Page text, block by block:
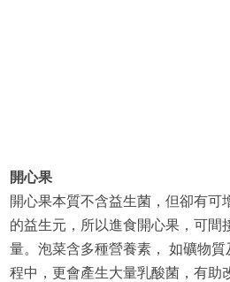
開心果
開心果本質不含益生菌，但卻有可
的益生元，所以進食開心果，可間
量。泡菜含多種營養素， 如礦物
程中，更會產生大量乳酸菌，有助